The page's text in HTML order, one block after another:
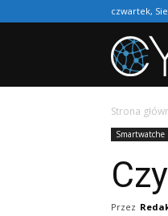
czwartek,
Strona
Smartwatche
Przez